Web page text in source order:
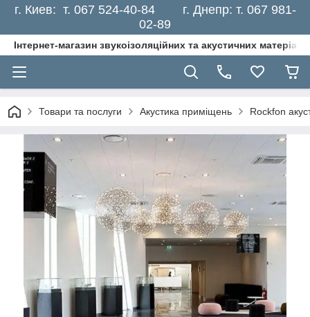
г. Киев: т. 067 524-40-84 г. Днепр: т. 067 981-
02-89
Інтернет-магазин звукоізоляційних та акустичних
Товари та послуги Акустика приміщень Rockfon